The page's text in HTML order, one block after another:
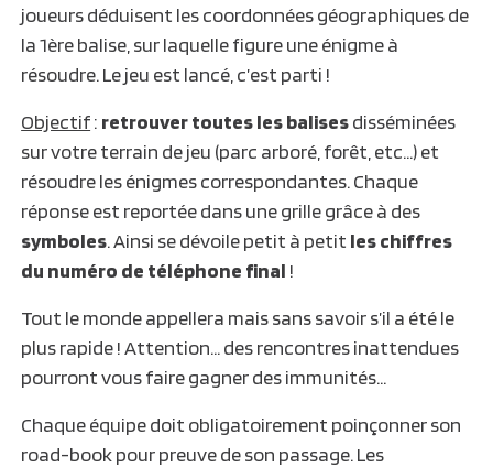
joueurs déduisent les coordonnées géographiques de
la 1ère balise, sur laquelle figure une énigme à
résoudre. Le jeu est lancé, c’est parti !
Objectif: retrouver toutes les balisesdisséminées
sur votre terrain de jeu (parc arboré, forêt, etc…) et
résoudre les énigmes correspondantes. Chaque
réponse est reportée dans une grille grâce à des
symboles. Ainsi se dévoile petit à petit les chiffres
du numéro de téléphone final !
Tout le monde appellera mais sans savoir s’il a été le
plus rapide ! Attention… des rencontres inattendues
pourront vous faire gagner des immunités…
Chaque équipe doit obligatoirement poinçonner son
road-book pour preuve de son passage. Les